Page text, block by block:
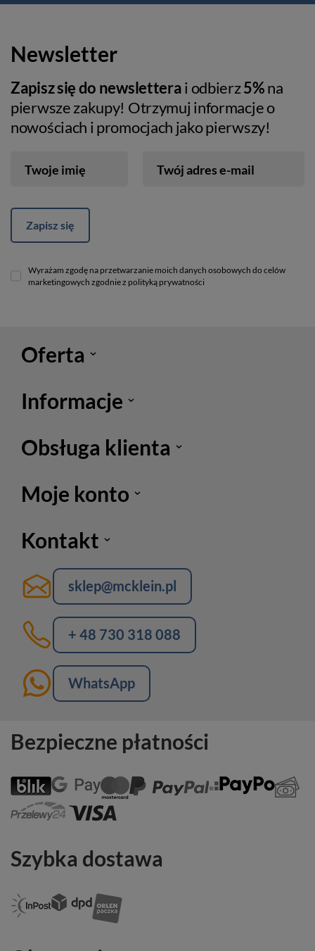
Newsletter
Zapisz się do newsletterai odbierz5%na
pierwsze zakupy! Otrzymuj informacje o
nowościach i promocjach jako pierwszy!
Twoje imię Twój adres e-mail
Zapisz się
Wyrażam zgodę na przetwarzanie moich danych osobowych do celów
marketingowych zgodnie z polityką prywatności
Oferta
Informacje
Obsługa klienta
Moje konto
Kontakt
sklep@mcklein.pl
+ 48 730 318 088
WhatsApp
Bezpieczne płatności
Szybka dostawa